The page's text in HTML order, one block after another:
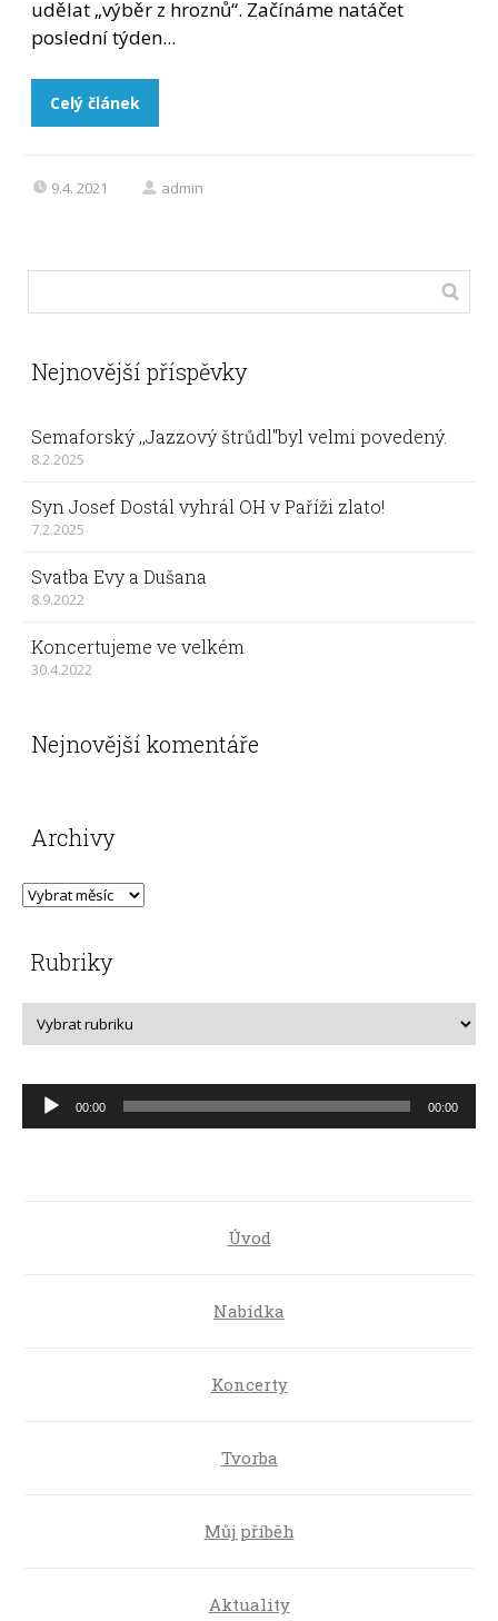
udělat „výběr z hroznů“. Začínáme natáčet
poslední týden...
Celý článek
9.4. 2021 admin
Nejnovější příspěvky
Semaforský ,,Jazzový štrůdl"byl velmi povedený.
8.2.2025
Syn Josef Dostál vyhrál OH v Paříži zlato!
7.2.2025
Svatba Evy a Dušana
8.9.2022
Koncertujeme ve velkém
30.4.2022
Nejnovější komentáře
Archivy
Rubriky
Audio
přehrávač
00:00 00:00
Úvod
Nabídka
Koncerty
Tvorba
Můj příběh
Aktuality